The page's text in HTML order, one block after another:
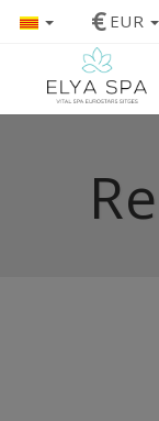
€ EUR